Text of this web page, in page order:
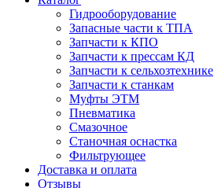
Гидрооборудование
Запасные части к ТПА
Запчасти к КПО
Запчасти к прессам КД
Запчасти к сельхозтехнике
Запчасти к станкам
Муфты ЭТМ
Пневматика
Смазочное
Станочная оснастка
Фильтрующее
Доставка и оплата
Отзывы